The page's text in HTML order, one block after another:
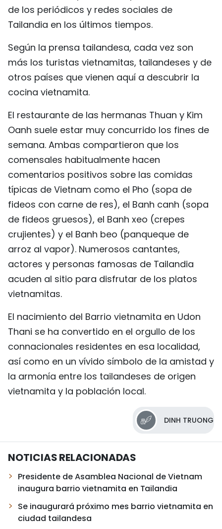
de los periódicos y redes sociales de
Tailandia en los últimos tiempos.
Según la prensa tailandesa, cada vez son
más los turistas vietnamitas, tailandeses y de
otros países que vienen aquí a descubrir la
cocina vietnamita.
El restaurante de las hermanas Thuan y Kim
Oanh suele estar muy concurrido los fines de
semana. Ambas compartieron que los
comensales habitualmente hacen
comentarios positivos sobre las comidas
típicas de Vietnam como el Pho (sopa de
fideos con carne de res), el Banh canh (sopa
de fideos gruesos), el Banh xeo (crepes
crujientes) y el Banh beo (panqueque de
arroz al vapor). Numerosos cantantes,
actores y personas famosas de Tailandia
acuden al sitio para disfrutar de los platos
vietnamitas.
El nacimiento del Barrio vietnamita en Udon
Thani se ha convertido en el orgullo de los
connacionales residentes en esa localidad,
así como en un vívido símbolo de la amistad y
la armonía entre los tailandeses de origen
vietnamita y la población local.
DINH TRUONG
NOTICIAS RELACIONADAS
Presidente de Asamblea Nacional de Vietnam
inaugura barrio vietnamita en Tailandia
Se inaugurará próximo mes barrio vietnamita en
ciudad tailandesa